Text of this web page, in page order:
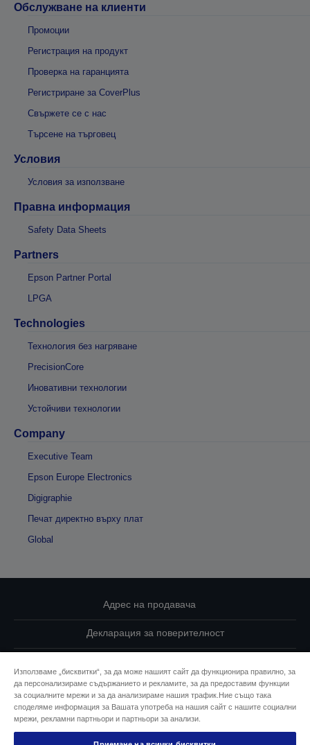
Обслужване на клиенти
Промоции
Регистрация на продукт
Проверка на гаранцията
Регистриране за CoverPlus
Свържете се с нас
Търсене на търговец
Условия
Условия за използване
Правна информация
Safety Data Sheets
Partners
Epson Partner Portal
LPGA
Technologies
Технология без нагряване
PrecisionCore
Иновативни технологии
Устойчиви технологии
Company
Executive Team
Epson Europe Electronics
Digigraphie
Печат директно върху плат
Global
Адрес на продавача
Декларация за поверителност
Свържете се с нас за Вашите данни
Информация за бисквитките
Използваме „бисквитки“, за да може нашият сайт да функционира правилно, за
да персонализираме съдържанието и рекламите, за да предоставим функции
за социалните мрежи и за да анализираме нашия трафик.Ние също така
споделяме информация за Вашата употреба на нашия сайт с нашите социални
мрежи, рекламни партньори и партньори за анализи.